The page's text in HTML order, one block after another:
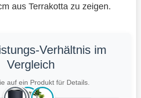
aus Terrakotta zu zeigen.
Verhältnis im
Vergleich
auf ein Produkt für Details.